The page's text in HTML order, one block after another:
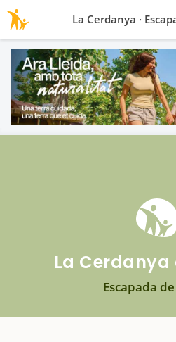
La Cerdanya
Escapada
La Cerdanya ·